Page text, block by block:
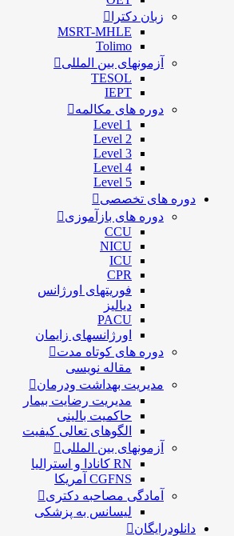
زبان دکترا
MSRT-MHLE
Tolimo
آزمونهای بین المللی
TESOL
IEPT
دوره های مکالمه
Level 1
Level 2
Level 3
Level 4
Level 5
دوره های تخصصی
دوره های بازآموزی
CCU
NICU
ICU
CPR
فوریتهای اورژانس
دیالیز
PACU
اورژانسهای زایمان
دوره های کوتاه مدت
مقاله نویسی
مدیریت بهداشت ودرمان
مديريت رضايت بيمار
حاكميت بالينی
الگوهای تعالی کيفيت
آزمونهای بین المللی
RN کانادا و استرالیا
CGFNS آمریکا
آمادگی مصاحبه دکتری
لیسانس به پزشکی
دانلودرایگان